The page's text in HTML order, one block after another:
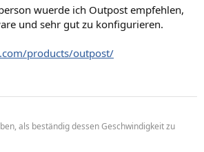
wuerde ich Outpost empfehlen,
und sehr gut zu konfigurieren.
products/outpost/
als beständig dessen Geschwindigkeit zu